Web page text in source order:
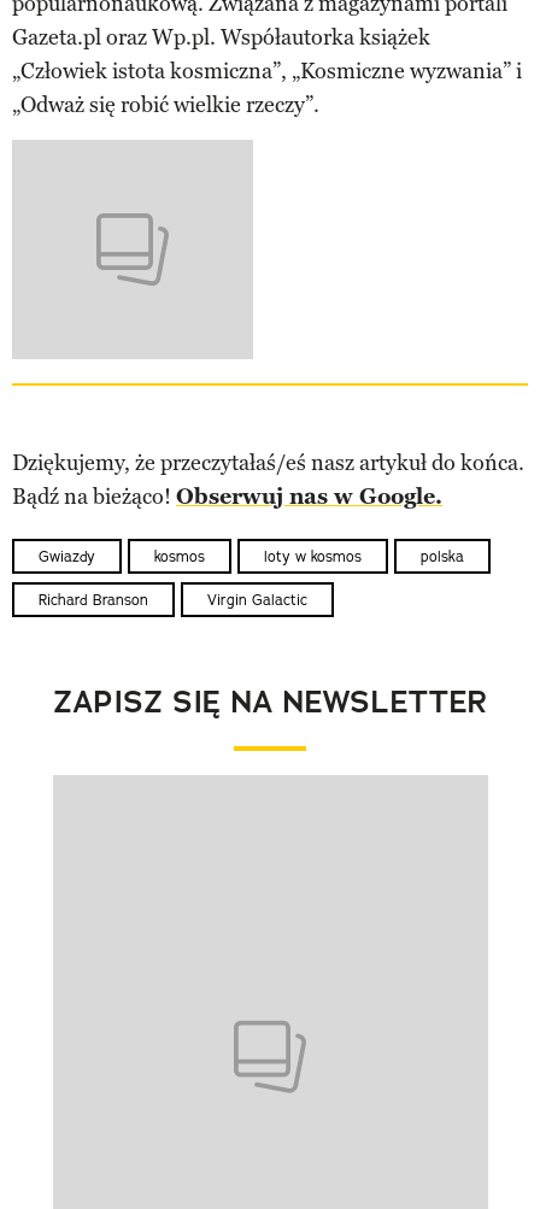
Gazeta.pl oraz Wp.pl. Współautorka książek
„Człowiek istota kosmiczna”, „Kosmiczne wyzwania” i
„Odważ się robić wielkie rzeczy”.
Dziękujemy, że przeczytałaś/eś nasz artykuł do końca.
Bądź na bieżąco! Obserwuj nas w Google.
Gwiazdy kosmos loty w kosmos polska
Richard Branson Virgin Galactic
ZAPISZ SIĘ NA NEWSLETTER